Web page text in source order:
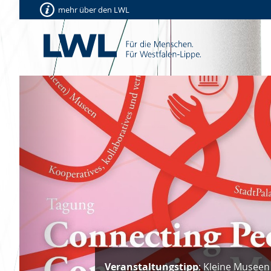
mehr über den LWL
Nachgehört:"People. Change.
Vorherige